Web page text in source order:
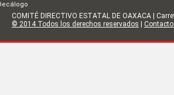
COMITÉ DIRECTIVO ESTATAL DE OAXACA |
© 2014 Todos los derechos reservados